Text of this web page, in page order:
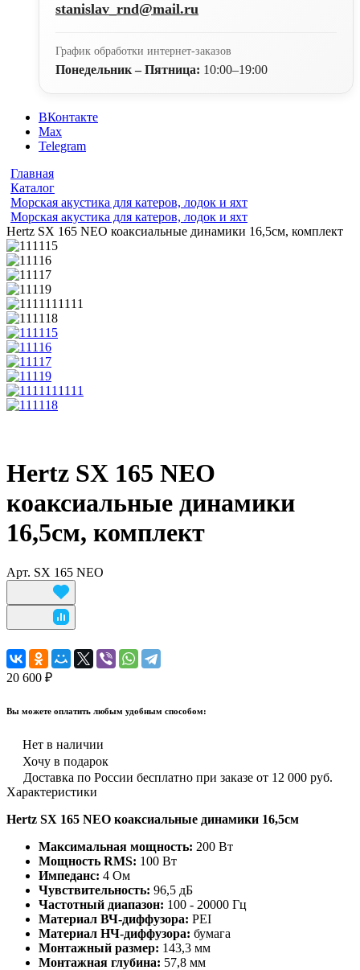
stanislav_rnd@mail.ru
График обработки интернет-заказов
Понедельник – Пятница: 10:00–19:00
ВКонтакте
Max
Telegram
Главная
Каталог
Морская акустика для катеров, лодок и яхт
Морская акустика для катеров, лодок и яхт
Hertz SX 165 NEO коаксиальные динамики 16,5см, комплект
Hertz SX 165 NEO
коаксиальные динамики
16,5см, комплект
Арт. SX 165 NEO
20 600 ₽
Вы можете оплатить любым удобным способом:
Нет в наличии
Хочу в подарок
Доставка по России бесплатно при заказе от 12 000 руб.
Характеристики
Hertz SX 165 NEO коаксиальные динамики 16,5см
Максимальная мощность: 200 Вт
Мощность RMS: 100 Вт
Импеданс: 4 Ом
Чувствительность: 96,5 дБ
Частотный диапазон: 100 - 20000 Гц
Материал ВЧ-диффузора: PEI
Материал НЧ-диффузора: бумага
Монтажный размер: 143,3 мм
Монтажная глубина: 57,8 мм